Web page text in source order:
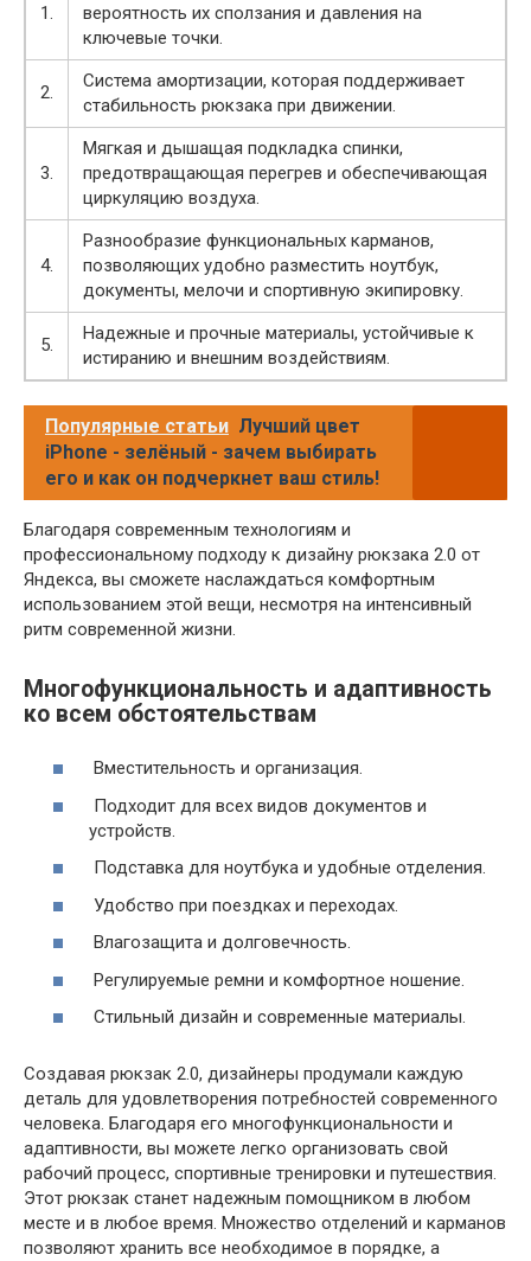
1.
вероятность их сползания и давления на
ключевые точки.
2.
Система амортизации, которая поддерживает
стабильность рюкзака при движении.
3.
Мягкая и дышащая подкладка спинки,
предотвращающая перегрев и обеспечивающая
циркуляцию воздуха.
4.
Разнообразие функциональных карманов,
позволяющих удобно разместить ноутбук,
документы, мелочи и спортивную экипировку.
5.
Надежные и прочные материалы, устойчивые к
истиранию и внешним воздействиям.
Популярные статьи Лучший цвет
iPhone - зелёный - зачем выбирать
его и как он подчеркнет ваш стиль!
Благодаря современным технологиям и
профессиональному подходу к дизайну рюкзака 2.0 от
Яндекса, вы сможете наслаждаться комфортным
использованием этой вещи, несмотря на интенсивный
ритм современной жизни.
Многофункциональность и адаптивность
ко всем обстоятельствам
Вместительность и организация.
Подходит для всех видов документов и
устройств.
Подставка для ноутбука и удобные отделения.
Удобство при поездках и переходах.
Влагозащита и долговечность.
Регулируемые ремни и комфортное ношение.
Стильный дизайн и современные материалы.
Создавая рюкзак 2.0, дизайнеры продумали каждую
деталь для удовлетворения потребностей современного
человека. Благодаря его многофункциональности и
адаптивности, вы можете легко организовать свой
рабочий процесс, спортивные тренировки и путешествия.
Этот рюкзак станет надежным помощником в любом
месте и в любое время. Множество отделений и карманов
позволяют хранить все необходимое в порядке, а